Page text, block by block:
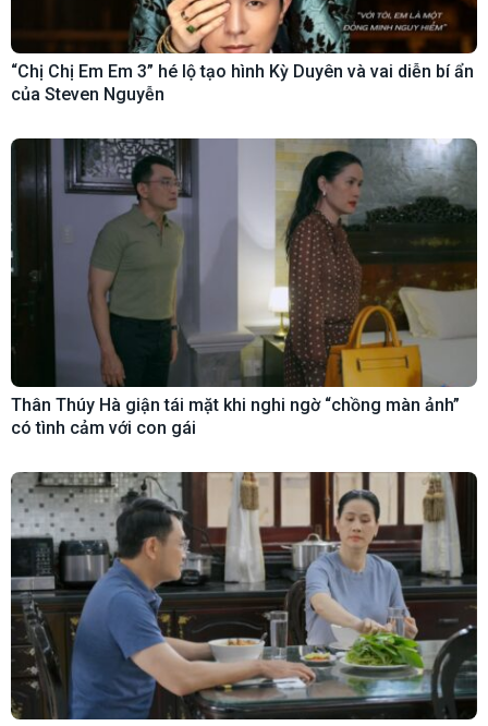
“Chị Chị Em Em 3” hé lộ tạo hình Kỳ Duyên và vai diễn bí ẩn
của Steven Nguyễn
Thân Thúy Hà giận tái mặt khi nghi ngờ “chồng màn ảnh”
có tình cảm với con gái